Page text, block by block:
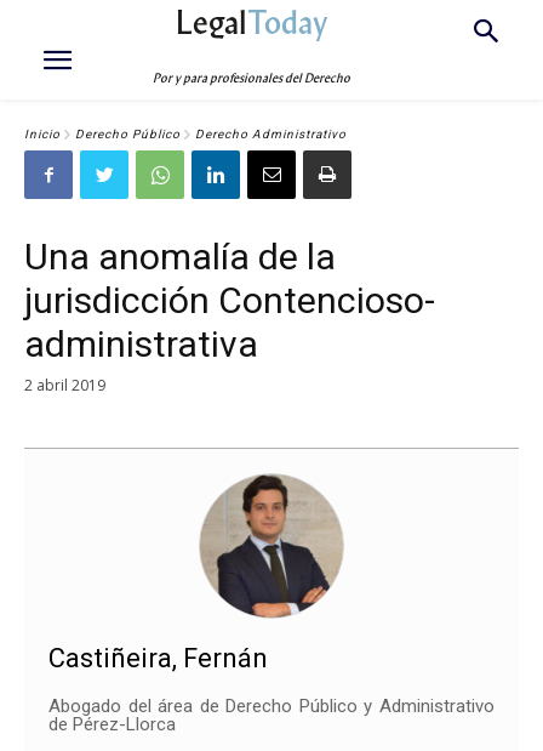
LegalToday
Por y para profesionales del Derecho
Inicio Derecho Público Derecho Administrativo
Una anomalía de la
jurisdicción Contencioso-
administrativa
2 abril 2019
Castiñeira, Fernán
Abogado del área de Derecho Público y Administrativo
de Pérez-Llorca